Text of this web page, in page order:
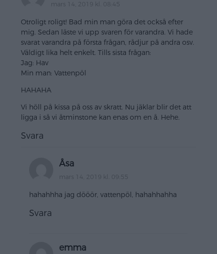
mars 14, 2019 kl. 08:45
Otroligt roligt! Bad min man göra det också efter
mig. Sedan läste vi upp svaren för varandra. Vi hade
svarat varandra på första frågan, rådjur på andra osv.
Väldigt lika helt enkelt. Tills sista frågan:
Jag: Hav
Min man: Vattenpöl
HAHAHA
Vi höll på kissa på oss av skratt. Nu jäklar blir det att
ligga i så vi åtminstone kan enas om en å. Hehe.
Svara
Åsa
mars 14, 2019 kl. 09:55
hahahhha jag dööör, vattenpöl, hahahhahha
Svara
emma